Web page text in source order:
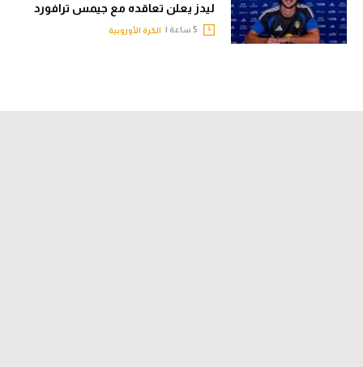
ليدز يعلن تعاقده مع جيمس ترافورد
الكرة الأوروبية